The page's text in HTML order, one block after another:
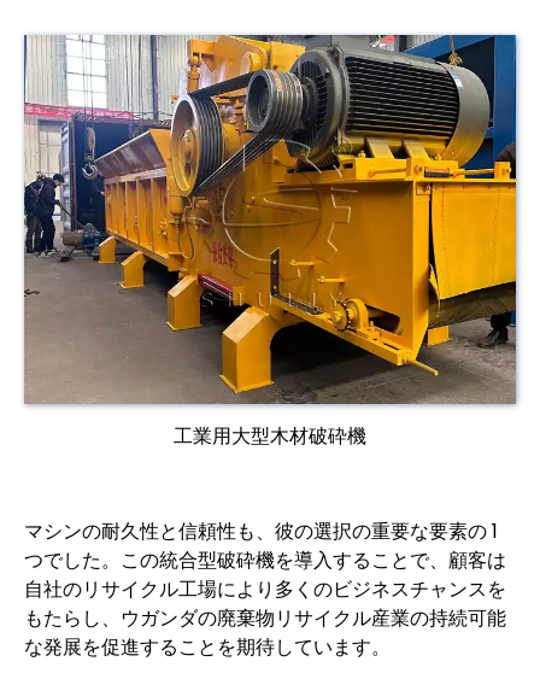
工業用大型木材破砕機
マシンの耐久性と信頼性も、彼の選択の重要な要素の 1
つでした。この統合型破砕機を導入することで、顧客は
自社のリサイクル工場により多くのビジネスチャンスを
もたらし、ウガンダの廃棄物リサイクル産業の持続可能
な発展を促進することを期待しています。